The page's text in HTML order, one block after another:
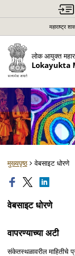
महाराष्ट्र
लोक आयुक्त
Lokayukta
मुख्यपृष्ठ वेबसाइट धोरणे
वेबसाइट धोरणे
वापरण्याच्या अटी
संकेतस्थळावरील